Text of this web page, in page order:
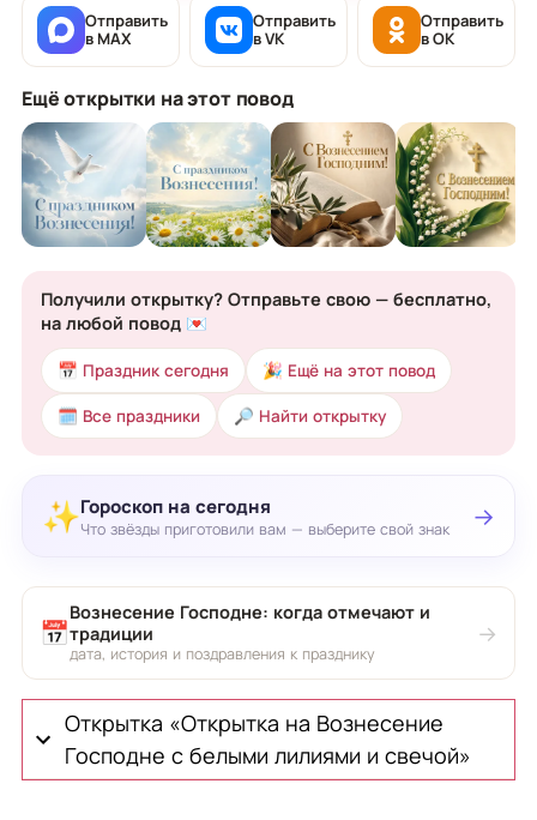
Отправить
в MAX
Отправить
в VK
Отправить
в OK
Ещё открытки на этот повод
Получили открытку? Отправьте свою — бесплатно,
на любой повод 💌
📅 Праздник сегодня 🎉 Ещё на этот повод
🗓 Все праздники 🔎 Найти открытку
✨Гороскоп на сегодня
Что звёзды приготовили вам — выберите свой знак →
📅
Вознесение Господне: когда отмечают и
традиции
дата, история и поздравления к празднику
→
Открытка «Открытка на Вознесение
Господне с белыми лилиями и свечой»